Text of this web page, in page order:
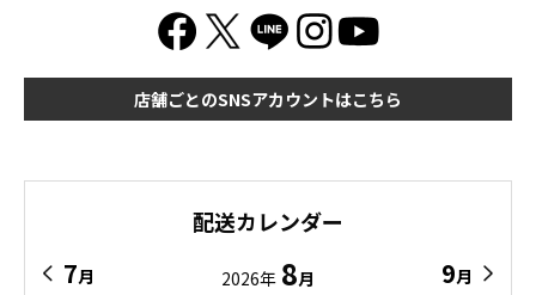
店舗ごとのSNSアカウントはこちら
配送カレンダー
7月 2026年 8月 9月